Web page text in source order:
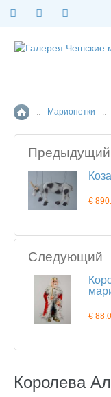
Главная страница
:: Марионетки ::
Предыдущий
€
Следующий
€
Королева